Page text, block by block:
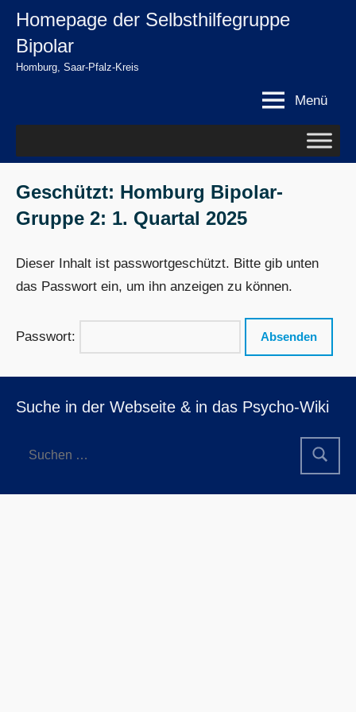
springen
Zum
springen
Homepage der Selbsthilfegruppe
Bipolar
Homburg, Saar-Pfalz-Kreis
Menü
Geschützt: Homburg Bipolar-
Gruppe 2: 1. Quartal 2025
Dieser Inhalt ist passwortgeschützt. Bitte gib unten
das Passwort ein, um ihn anzeigen zu können.
Passwort:
Suche in der Webseite & in das Psycho-Wiki